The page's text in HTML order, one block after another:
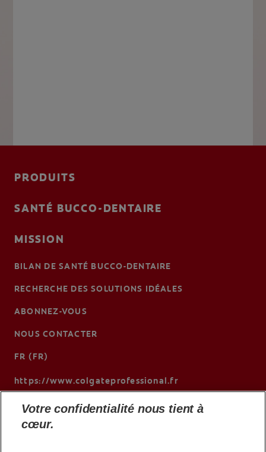
PRODUITS
SANTÉ BUCCO-DENTAIRE
MISSION
BILAN DE SANTÉ BUCCO-DENTAIRE
RECHERCHE DES SOLUTIONS IDÉALES
ABONNEZ-VOUS
NOUS CONTACTER
FR (FR)
https://www.colgateprofessional.fr
Votre confidentialité nous tient à
cœur.